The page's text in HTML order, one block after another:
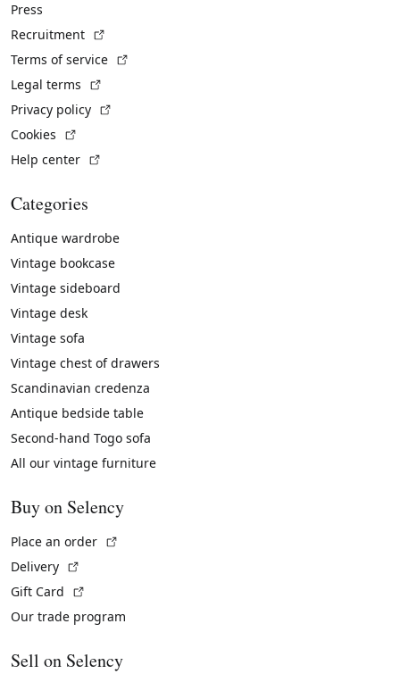
Press
Recruitment
Terms of service
Legal terms
Privacy policy
Cookies
Help center
Categories
Antique wardrobe
Vintage bookcase
Vintage sideboard
Vintage desk
Vintage sofa
Vintage chest of drawers
Scandinavian credenza
Antique bedside table
Second-hand Togo sofa
All our vintage furniture
Buy on Selency
Place an order
Delivery
Gift Card
Our trade program
Sell on Selency